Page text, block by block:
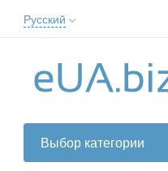
Русский
Українська
Выбор категории